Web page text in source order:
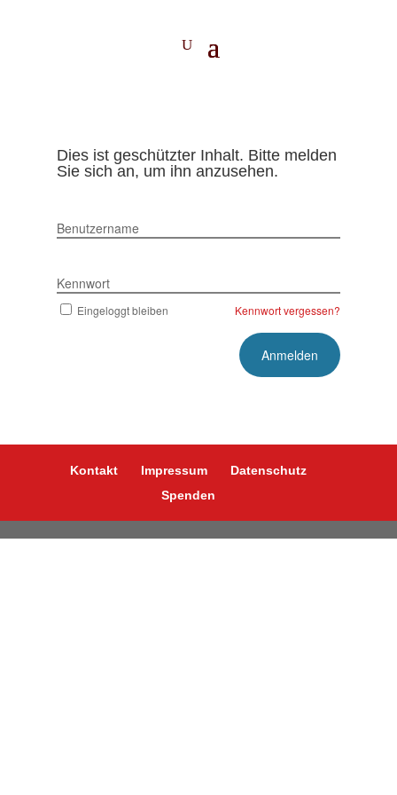
Dies ist geschützter Inhalt. Bitte melden
Sie sich an, um ihn anzusehen.
Benutzername
Kennwort
Eingeloggt bleiben Kennwort vergessen?
Kontakt Impressum
Datenschutz
Spenden